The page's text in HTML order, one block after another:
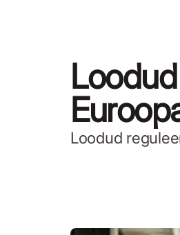
Loodud